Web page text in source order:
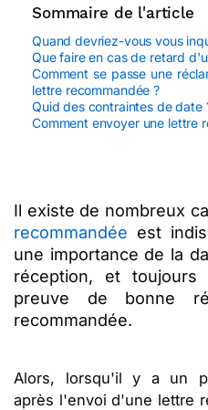
Sommaire de l'article
Quand devriez-vous vous
Que faire en cas de retard
Comment se passe une
lettre recommandée ?
Quid des contraintes de date
Comment envoyer une lettre
Il existe de nombreux
recommandée est
une importance de la
réception, et
preuve de bonne
recommandée.
Alors, lorsqu'il y a un
après l'envoi d'une lettre